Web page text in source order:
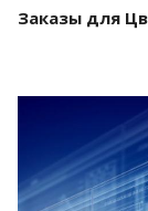
Заказы для